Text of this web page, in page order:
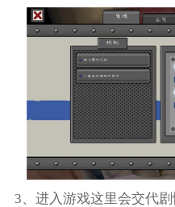
3、进入游戏这里会交代剧